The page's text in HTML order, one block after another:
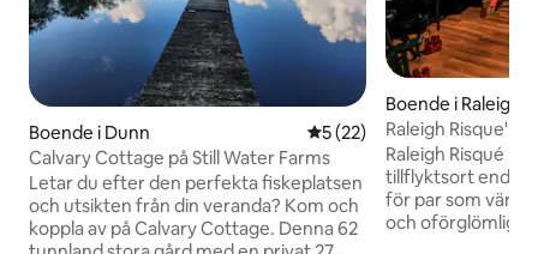
Boende i Dunn 5 av 5 i genomsnittligt
5 (22)
Calvary Cottage på Still Water Farms
Letar du efter den perfekta fiskeplatsen
och utsikten från din veranda? Kom och
koppla av på Calvary Cottage. Denna 62
Boende i Raleigh
Raleigh Risque'
lekrum
Raleigh Risqué
tillflyktsort
för par som
och oförglömliga